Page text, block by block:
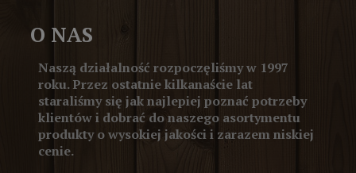
O NAS
Naszą działalność rozpoczęliśmy w 1997
roku. Przez ostatnie kilkanaście lat
staraliśmy się jak najlepiej poznać potrzeby
klientów i dobrać do naszego asortymentu
produkty o wysokiej jakości i zarazem niskiej
cenie.